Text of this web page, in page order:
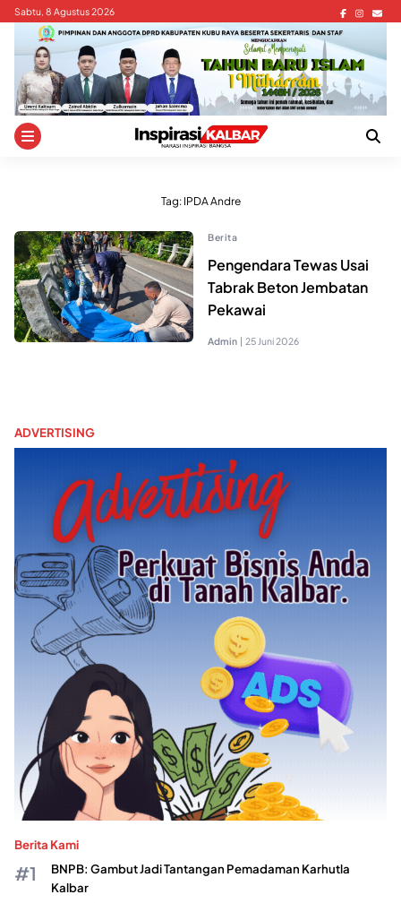
Skip
content
Sabtu, 8 Agustus 2026
Tag: IPDA Andre
Berita
Pengendara Tewas Usai
Tabrak Beton Jembatan
Pekawai
Admin | 25 Juni 2026
ADVERTISING
Berita Kami
BNPB: Gambut Jadi Tantangan Pemadaman Karhutla
Kalbar